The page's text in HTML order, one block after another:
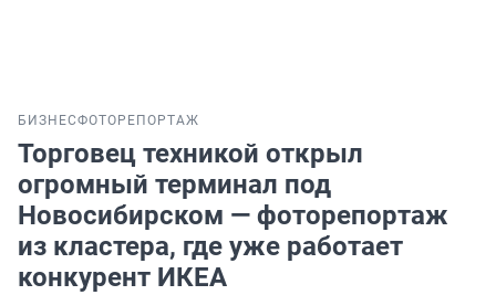
БИЗНЕСФОТОРЕПОРТАЖ
Торговец техникой открыл
огромный терминал под
Новосибирском — фоторепортаж
из кластера, где уже работает
конкурент ИКЕА